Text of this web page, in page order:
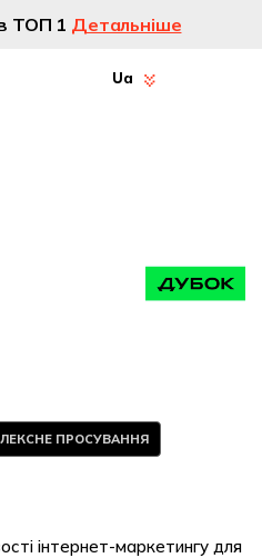
ТОП 1 Детальніше
Ua
ПРОСУВАННЯ
інтернет-маркетингу для